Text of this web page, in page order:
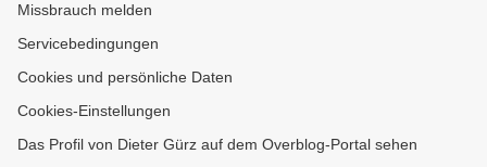
Missbrauch melden
Servicebedingungen
Cookies und persönliche Daten
Cookies-Einstellungen
Das Profil von Dieter Gürz auf dem Overblog-Portal sehen